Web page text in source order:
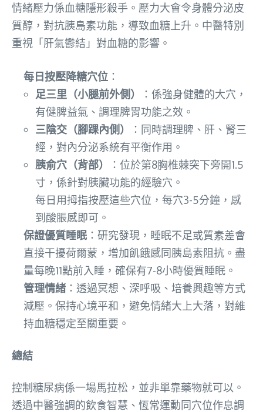
情緒壓力係血糖隱形殺手。壓力大會令身體分泌皮
質醇，對抗胰島素功能，導致血糖上升。中醫特別
重視「肝氣鬱結」對血糖的影響。
每日按壓降糖穴位 ：
足三里（小腿前外側）
：係強身健體的大穴，
有健脾益氣、調理脾胃功能之效。
三陰交（腳踝內側）
：同時調理脾、肝、腎三
經，對內分泌系統有平衡作用。
胰俞穴（背部）
：位於第8胸椎棘突下旁開1.5
寸，係針對胰臟功能的經驗穴。
每日用拇指按壓這些穴位，每穴3-5分鐘，感
到酸脹感即可。
保證優質睡眠 ：研究發現，睡眠不足或質素差會
直接干擾荷爾蒙，增加飢餓感同胰島素阻抗。盡
量每晚11點前入睡，確保有7-8小時優質睡眠。
管理情緒 ：透過冥想、深呼吸、培養興趣等方式
減壓。保持心境平和，避免情緒大上大落，對維
持血糖穩定至關重要。
總結
控制糖尿病係一場馬拉松，並非單靠藥物就可以。
透過中醫強調的飲食智慧、恆常運動同穴位作息調